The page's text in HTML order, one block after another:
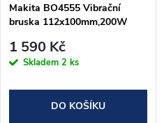
Makita BO4555 Vibrační
bruska 112x100mm,200W
1 590 Kč
Skladem 2 ks
DO KOŠÍKU